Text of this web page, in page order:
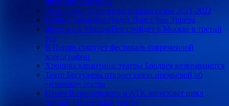
Театр кукол Образцова открыл сезон 2021-2022
Галина Зальцман ставит Ларса фон Триера
Фестиваль ShadowFest пройдёт в Москве в третий
раз
В Перми стартует фестиваль современной
хореографии
Хроника карантина: театры Бродвея возвращаются
Театр Бестужева откроет сезон премьерой об
«изнанке» театра
Центр Вознесенского и АТК запускают цикл
лекций «Новейший театр»